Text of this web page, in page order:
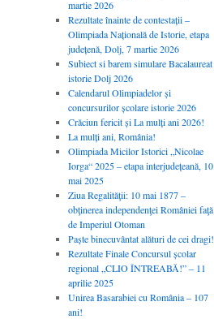
martie 2026
Rezultate înainte de contestații –
Olimpiada Națională de Istorie, etapa
județenă, Dolj, 7 martie 2026
Subiect si barem simulare Bacalaureat
istorie Dolj 2026
Calendarul Olimpiadelor și
concursurilor școlare istorie 2026
Crăciun fericit și La mulți ani 2026!
La mulți ani, România!
Olimpiada Micilor Istorici „Nicolae
Iorga“ 2025 – etapa interjudețeană, 10
mai 2025
Ziua Regalităţii: 10 mai 1877 –
obţinerea independenţei României faţă
de Imperiul Otoman
Paște binecuvântat alături de cei dragi!
Rezultate Finale Concursul școlar
regional „CLIO ÎNTREABĂ!” – 11
aprilie 2025
Unirea Basarabiei cu România – 107
ani!